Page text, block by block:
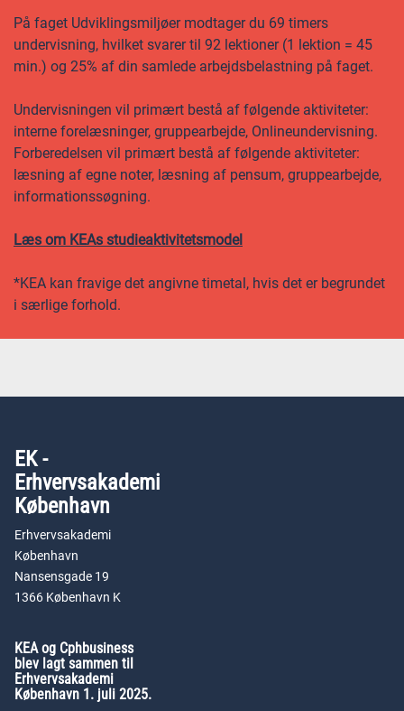
På faget Udviklingsmiljøer modtager du 69 timers
undervisning, hvilket svarer til 92 lektioner (1 lektion = 45
min.) og 25% af din samlede arbejdsbelastning på faget.
Undervisningen vil primært bestå af følgende aktiviteter:
interne forelæsninger, gruppearbejde, Onlineundervisning.
Forberedelsen vil primært bestå af følgende aktiviteter:
læsning af egne noter, læsning af pensum, gruppearbejde,
informationssøgning.
Læs om KEAs studieaktivitetsmodel
*KEA kan fravige det angivne timetal, hvis det er begrundet
i særlige forhold.
EK -
Erhvervsakademi
København
Erhvervsakademi
København
Nansensgade 19
1366 København K
KEA og Cphbusiness
blev lagt sammen til
Erhvervsakademi
København 1. juli 2025.